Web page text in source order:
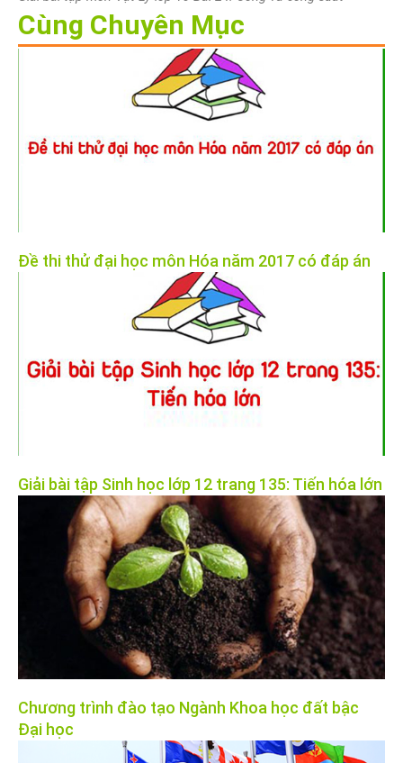
Cùng Chuyên Mục
Đề thi thử đại học môn Hóa năm 2017 có đáp án
Giải bài tập Sinh học lớp 12 trang 135: Tiến hóa lớn
Chương trình đào tạo Ngành Khoa học đất bậc
Đại học